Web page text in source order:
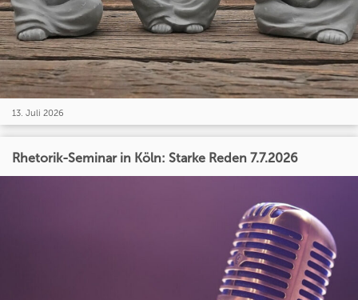
13. Juli 2026
Rhetorik-Seminar in Köln: Starke Reden 7.7.2026